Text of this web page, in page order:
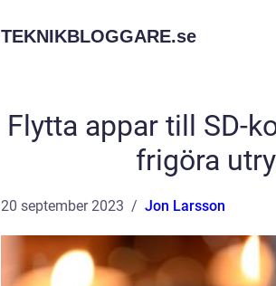
TEKNIKBLOGGARE.se
Flytta appar till SD-
frigöra
20 september 2023 Jon Larsson